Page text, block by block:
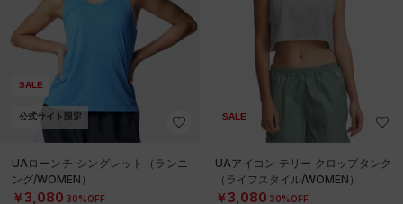
SALE
公式サイト限定
UAローンチ シングレット（ランニ
ング/WOMEN）
￥3,080 30%OFF
SALE
UAアイコン テリー クロップタンク
（ライフスタイル/WOMEN）
￥3,080 30%OFF